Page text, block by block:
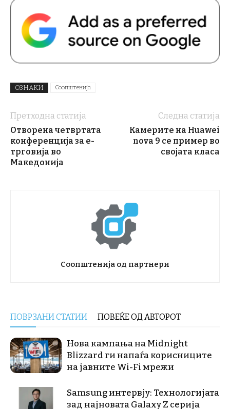
ОЗНАКИ Соопштенија
Претходна статија
Отворена четвртата
конференција за е-
трговија во
Македонија
Следна статија
Камерите на Huawei
nova 9 се пример во
својата класа
Соопштенија од партнери
ПОВРЗАНИ СТАТИИ ПОВЕЌЕ ОД АВТОРОТ
Нова кампања на Midnight
Blizzard ги напаѓа корисниците
на јавните Wi-Fi мрежи
Samsung интервју: Технологијата
зад најновата Galaxy Z серија